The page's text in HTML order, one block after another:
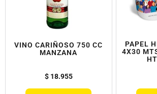
VINO CARIÑOSO 750 CC
MANZANA
$18.955
PAPEL
4X30